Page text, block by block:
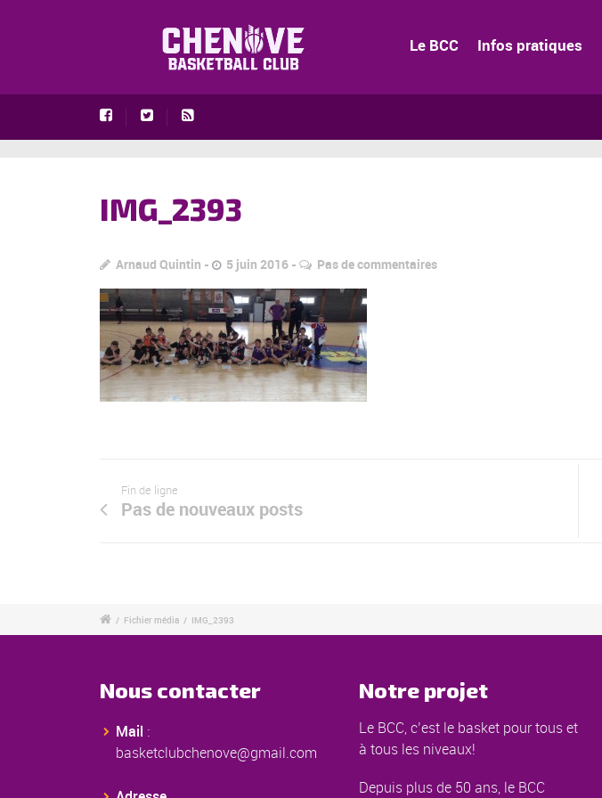
Le BCC Infos pratiques
IMG_2393
Arnaud Quintin 5 juin 2016 Pas de commentaires
Fin de ligne
Pas de nouveaux posts
/ Fichier média / IMG_2393
Nous contacter
Mail :
basketclubchenove@gmail.com
Notre projet
Le BCC, c’est le basket pour tous et
à tous les niveaux!
Depuis plus de 50 ans, le BCC